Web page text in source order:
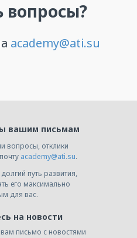
вашим письмам
вопросы, отклики
academy@ati.su.
письмо с новостями
путь развития,
его максимально
для вас.
на новости